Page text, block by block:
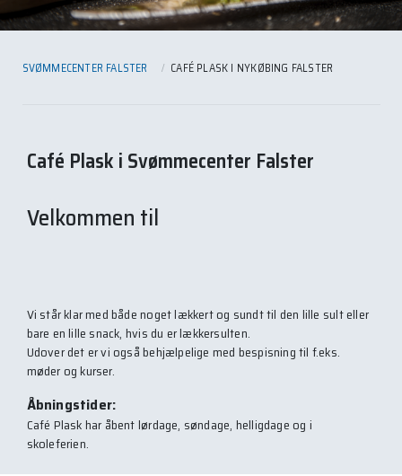
SVØMMECENTER FALSTER CAFÉ PLASK I NYKØBING FALSTER
Café Plask i Svømmecenter Falster
Velkommen til
Vi står klar med både noget lækkert og sundt til den lille sult eller
bare en lille snack, hvis du er lækkersulten.
Udover det er vi også behjælpelige med bespisning til f.eks.
møder og kurser.
Åbningstider:
Café Plask har åbent lørdage, søndage, helligdage og i
skoleferien.